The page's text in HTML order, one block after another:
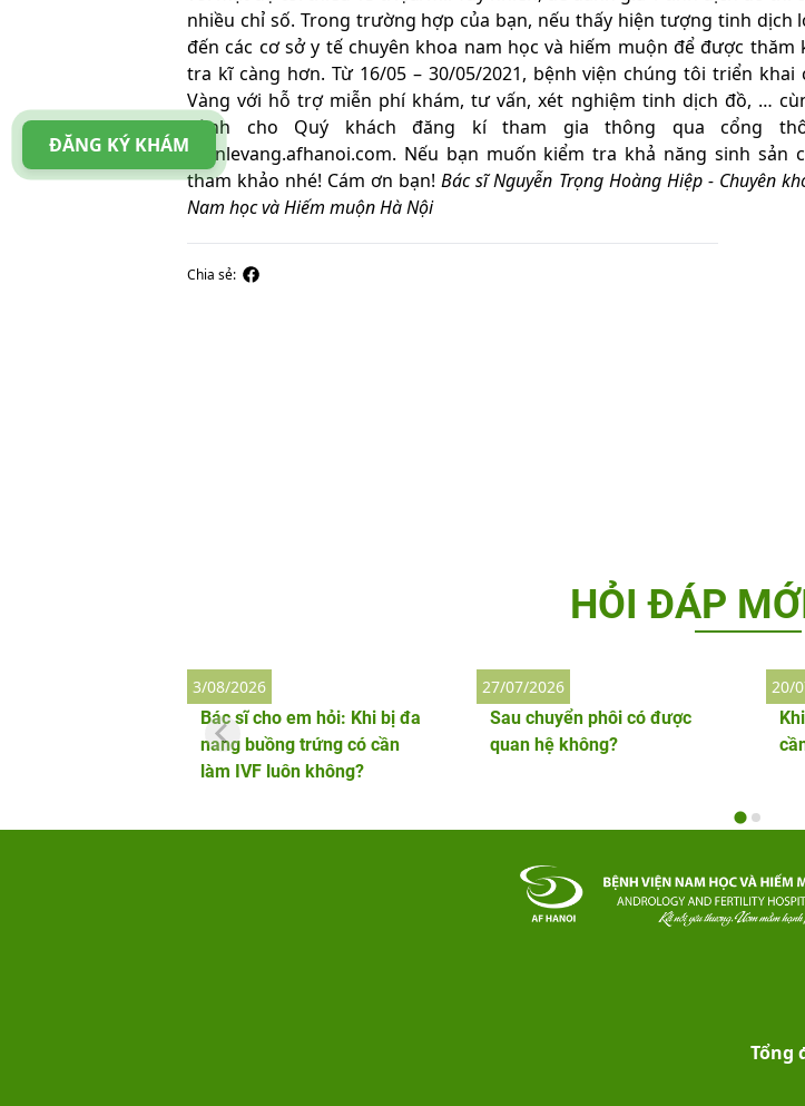
nhiều chỉ số. Trong trường hợp của bạn, nếu thấy hiện tượng tinh dịch
đến các cơ sở y tế chuyên khoa nam học và hiếm muộn để được thăm
tra kĩ càng hơn. Từ 16/05 – 30/05/2021, bệnh viện chúng tôi triển
Vàng với hỗ trợ miễn phí khám, tư vấn, xét nghiệm tinh dịch đồ, …
dành cho Quý khách đăng kí tham gia thông qua cổng
tuanlevang.afhanoi.com. Nếu bạn muốn kiểm tra khả năng sinh sản
tham khảo nhé! Cám ơn bạn!Bác sĩ Nguyễn Trọng Hoàng Hiệp - Chuyên
Nam học và Hiếm muộn Hà Nội
Chia sẻ:
HỎI ĐÁP
Bác sĩ cho em hỏi: Khi bị đa
nang buồng trứng có cần
làm IVF luôn không?
3/08/2026
Sau chuyển phôi có được
quan hệ không?
27/07/2026
20/
Tổng
ĐĂNG KÝ KHÁM